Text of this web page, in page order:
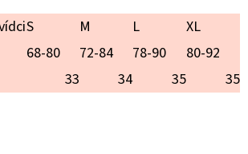
S M L
XL
68-80 72-84 78-90
80-92
33 34 35 35